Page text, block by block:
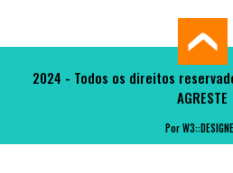
2024 - Todos os direitos
AGRESTE
Por